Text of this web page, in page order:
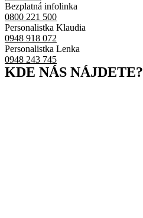
Bezplatná infolinka
0800 221 500
Personalistka Klaudia
0948 918 072
Personalistka Lenka
0948 243 745
KDE NÁS NÁJDETE?